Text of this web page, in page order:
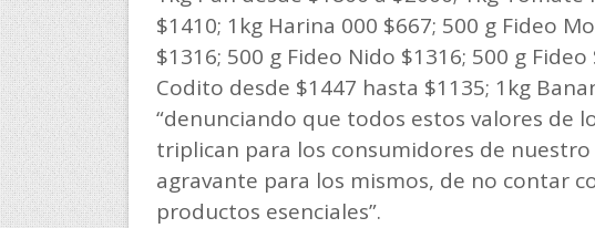
$1410; 1kg Harina 000 $667; 500 g Fideo
$1316; 500 g Fideo Nido $1316; 500 g
Codito desde $1447 hasta $1135; 1kg
“denunciando que todos estos valores de
triplican para los consumidores de
agravante para los mismos, de no contar
productos esenciales”.